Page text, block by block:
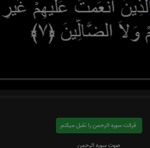
قرائت سوره الرحمن را تقبل میکنم
صوت سوره الرحمن